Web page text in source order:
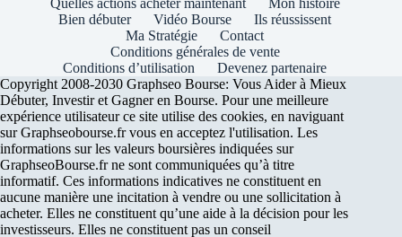
Quelles actions acheter maintenant
Mon histoire
Bien débuter
Vidéo Bourse
Ils réussissent
Ma Stratégie
Contact
Conditions générales de vente
Conditions d’utilisation
Devenez partenaire
Copyright 2008-2030 Graphseo Bourse: Vous Aider à Mieux
Débuter, Investir et Gagner en Bourse. Pour une meilleure
expérience utilisateur ce site utilise des cookies, en naviguant
sur Graphseobourse.fr vous en acceptez l'utilisation. Les
informations sur les valeurs boursières indiquées sur
GraphseoBourse.fr ne sont communiquées qu’à titre
informatif. Ces informations indicatives ne constituent en
aucune manière une incitation à vendre ou une sollicitation à
acheter. Elles ne constituent qu’une aide à la décision pour les
investisseurs. Elles ne constituent pas un conseil